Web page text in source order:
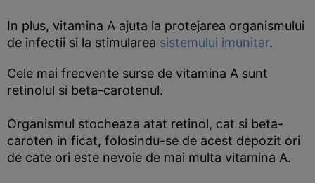
In plus, vitamina A ajuta la protejarea organismului
de infectii si la stimularea sistemului imunitar.
Cele mai frecvente surse de vitamina A sunt
retinolul si beta-carotenul.
Organismul stocheaza atat retinol, cat si beta-
caroten in ficat, folosindu-se de acest depozit ori
de cate ori este nevoie de mai multa vitamina A.